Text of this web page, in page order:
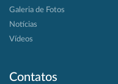
Galeria de Fotos
Notícias
Vídeos
Contatos